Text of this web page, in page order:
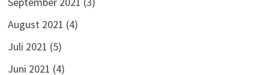
August 2021 (4)
Juli 2021 (5)
Juni 2021 (4)